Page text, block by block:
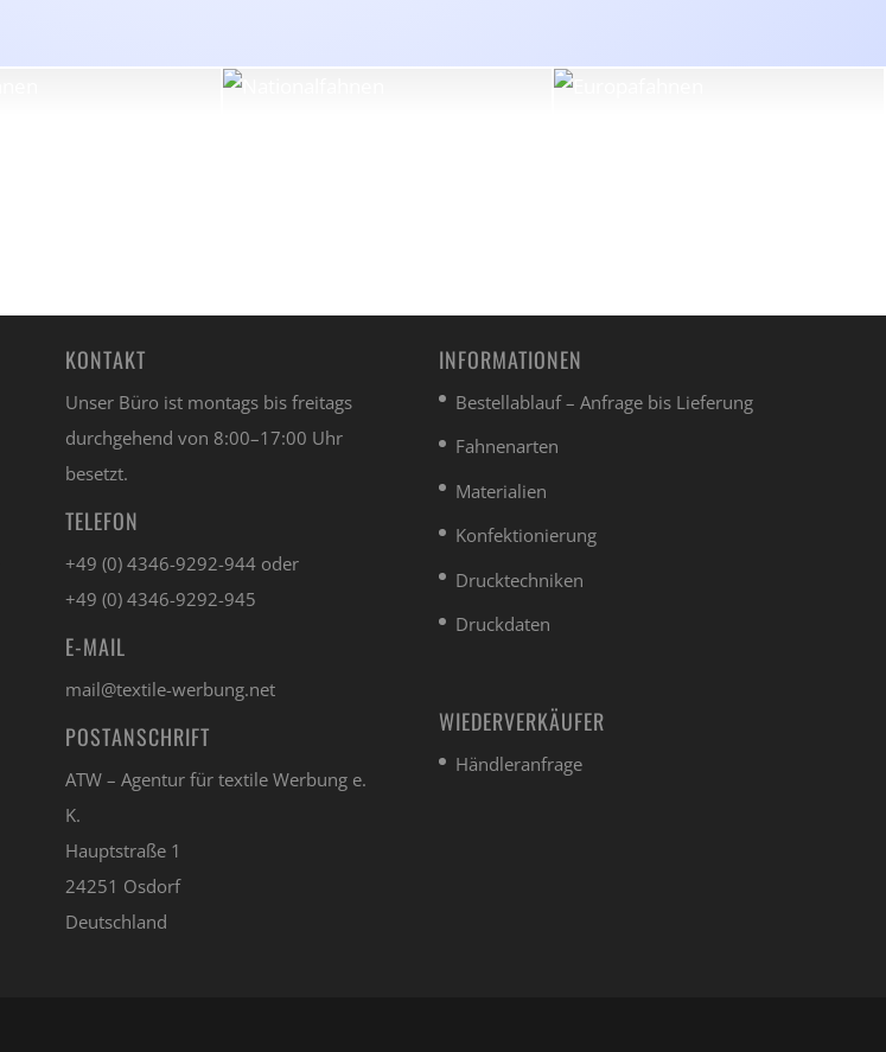
KONTAKT
Unser Büro ist montags bis freitags
durchgehend von 8:00–17:00 Uhr
besetzt.
TELEFON
+49 (0) 4346-9292-944 oder
+49 (0) 4346-9292-945
E-MAIL
mail@textile-werbung.net
POSTANSCHRIFT
ATW – Agentur für textile Werbung e.
K.
Hauptstraße 1
24251 Osdorf
Deutschland
INFORMATIONEN
Bestellablauf – Anfrage bis Lieferung
Fahnenarten
Materialien
Konfektionierung
Drucktechniken
Druckdaten
WIEDERVERKÄUFER
Händleranfrage